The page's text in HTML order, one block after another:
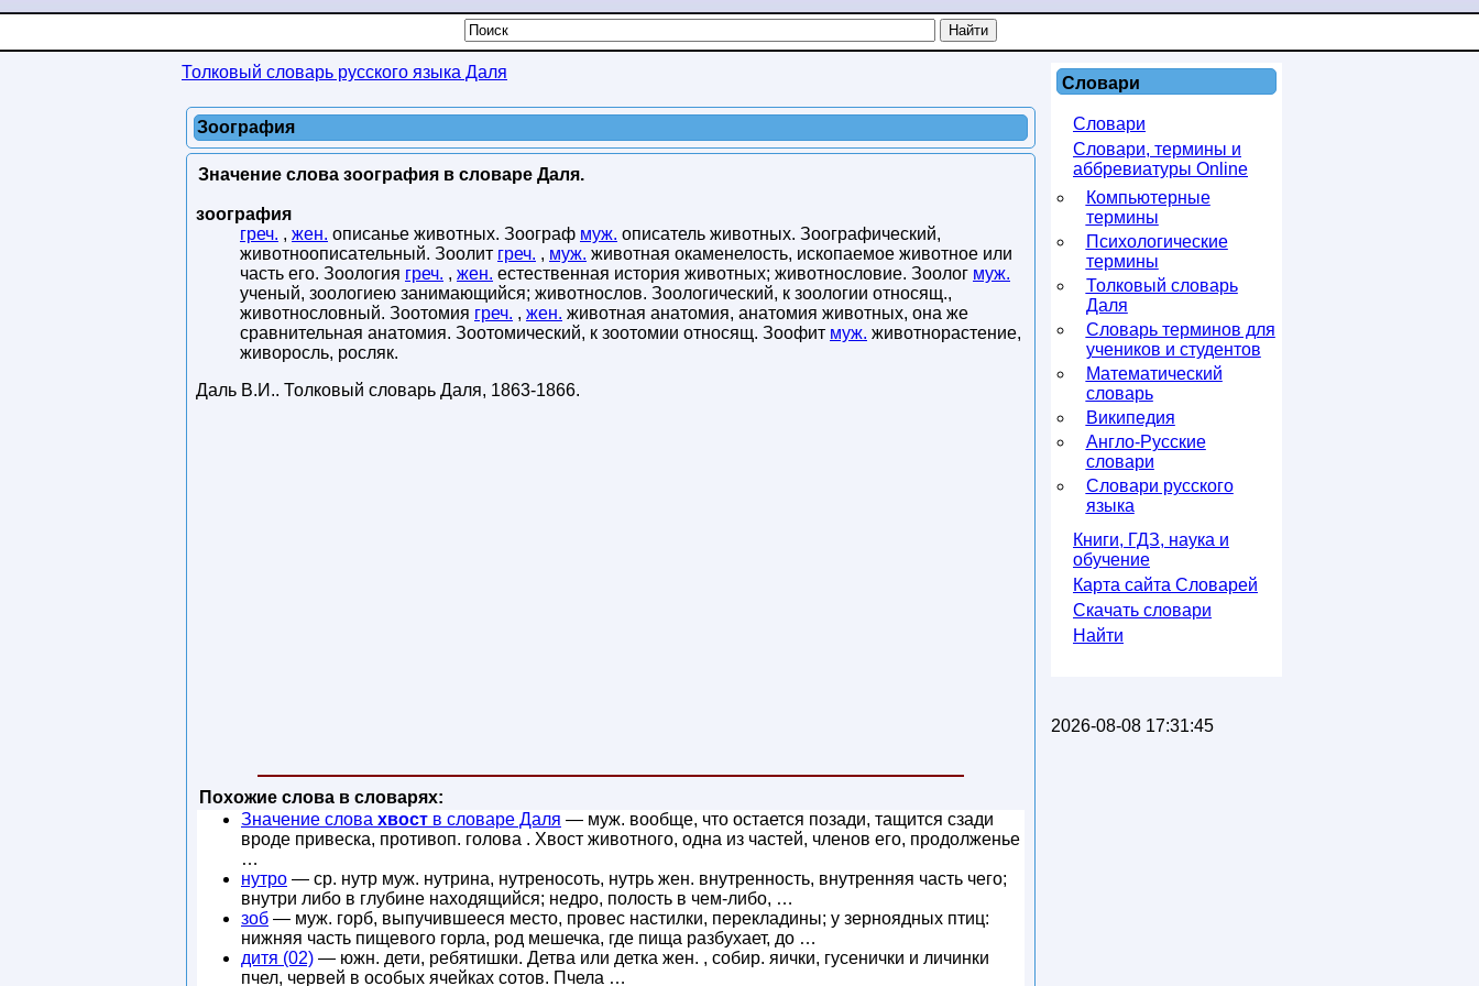
Толковый словарь русского языка Даля
Зоография
Значение слова зоография в словаре Даля.
зоография
греч. , жен. описанье животных. Зоограф муж. описатель животных. Зоографический,
животноописательный. Зоолит греч. , муж. животная окаменелость, ископаемое животное или
часть его. Зоология греч. , жен. естественная история животных; животнословие. Зоолог муж.
ученый, зоологиею занимающийся; животнослов. Зоологический, к зоологии относящ.,
животнословный. Зоотомия греч. , жен. животная анатомия, анатомия животных, она же
сравнительная анатомия. Зоотомический, к зоотомии относящ. Зоофит муж. животнорастение,
живоросль, росляк.
Даль В.И.. Толковый словарь Даля, 1863-1866.
Похожие слова в словарях:
Значение слова хвост в словаре Даля — муж. вообще, что остается позади, тащится сзади
вроде привеска, противоп. голова . Хвост животного, одна из частей, членов его, продолженье
…
нутро — ср. нутр муж. нутрина, нутреносоть, нутрь жен. внутренность, внутренняя часть чего;
внутри либо в глубине находящийся; недро, полость в чем-либо, …
зоб — муж. горб, выпучившееся место, провес настилки, перекладины; у зерноядных птиц:
нижняя часть пищевого горла, род мешечка, где пища разбухает, до …
дитя (02) — южн. дети, ребятишки. Детва или детка жен. , собир. яички, гусенички и личинки
пчел, червей в особых ячейках сотов. Пчела …
Словари
Словари
Словари, термины и
аббревиатуры Online
Компьютерные
термины
Психологические
термины
Толковый словарь
Даля
Словарь терминов для
учеников и студентов
Математический
словарь
Википедия
Англо-Русские
словари
Словари русского
языка
Книги, ГДЗ, наука и
обучение
Карта сайта Словарей
Скачать словари
Найти
2026-08-08 17:31:45